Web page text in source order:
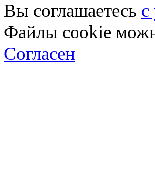
Вы соглашаетесь с
Файлы cookie
Согласен